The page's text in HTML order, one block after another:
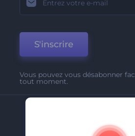
S'inscrire
Vous pouvez vous désabonner
tout moment.
A Propos De Nous